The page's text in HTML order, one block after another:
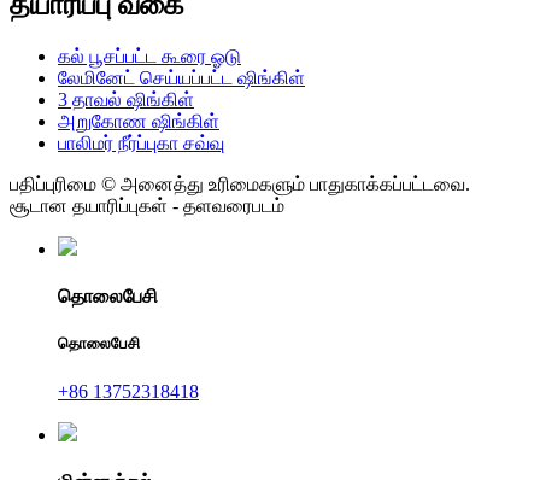
கல் பூசப்பட்ட கூரை ஓடு
லேமினேட் செய்யப்பட்ட ஷிங்கிள்
3 தாவல் ஷிங்கிள்
அறுகோண ஷிங்கிள்
பாலிமர் நீர்ப்புகா சவ்வு
பதிப்புரிமை © அனைத்து உரிமைகளும் பாதுகாக்கப்பட்டவை.
சூடான தயாரிப்புகள் - தளவரைபடம்
தொலைபேசி
தொலைபேசி
+86 13752318418